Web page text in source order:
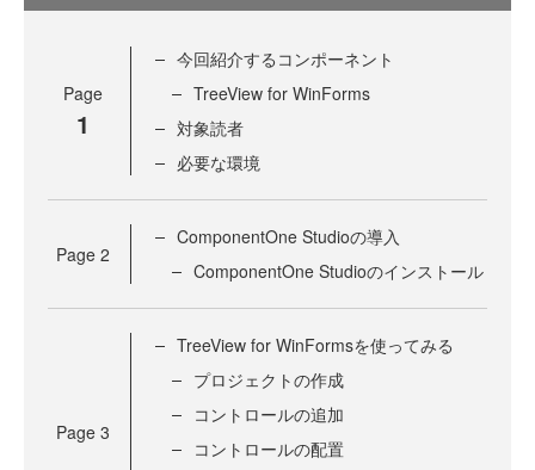
Page
1
今回紹介するコンポーネント
TreeView for WinForms
対象読者
必要な環境
Page 2
ComponentOne Studioの導入
ComponentOne Studioのインストール
Page 3
TreeView for WinFormsを使ってみる
プロジェクトの作成
コントロールの追加
コントロールの配置